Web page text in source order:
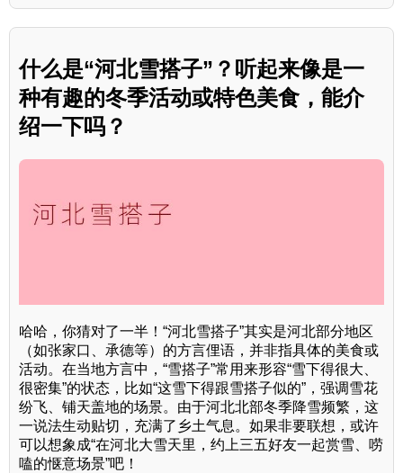
什么是“河北雪搭子”？听起来像是一
种有趣的冬季活动或特色美食，能介
绍一下吗？
哈哈，你猜对了一半！“河北雪搭子”其实是河北部分地区
（如张家口、承德等）的方言俚语，并非指具体的美食或
活动。在当地方言中，“雪搭子”常用来形容“雪下得很大、
很密集”的状态，比如“这雪下得跟雪搭子似的”，强调雪花
纷飞、铺天盖地的场景。由于河北北部冬季降雪频繁，这
一说法生动贴切，充满了乡土气息。如果非要联想，或许
可以想象成“在河北大雪天里，约上三五好友一起赏雪、唠
嗑的惬意场景”吧！